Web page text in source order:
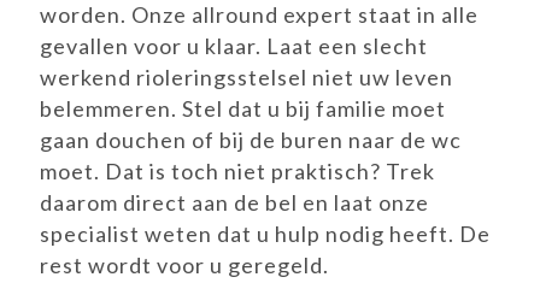
worden. Onze allround expert staat in alle
gevallen voor u klaar. Laat een slecht
werkend rioleringsstelsel niet uw leven
belemmeren. Stel dat u bij familie moet
gaan douchen of bij de buren naar de wc
moet. Dat is toch niet praktisch? Trek
daarom direct aan de bel en laat onze
specialist weten dat u hulp nodig heeft. De
rest wordt voor u geregeld.